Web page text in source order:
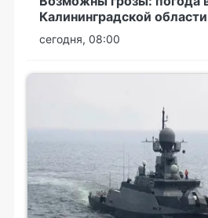
Калининградской
сегодня, 08:00